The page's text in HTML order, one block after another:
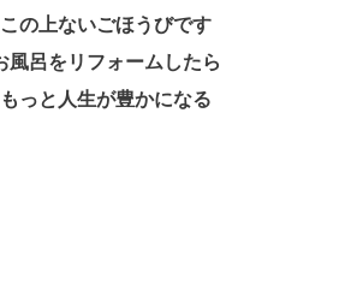
の上ないごほうびです
呂をリフォームしたら
っと人生が豊かになる